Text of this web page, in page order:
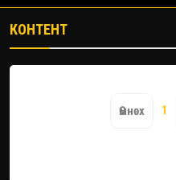
КОНТЕНТ
Өмнөх 1